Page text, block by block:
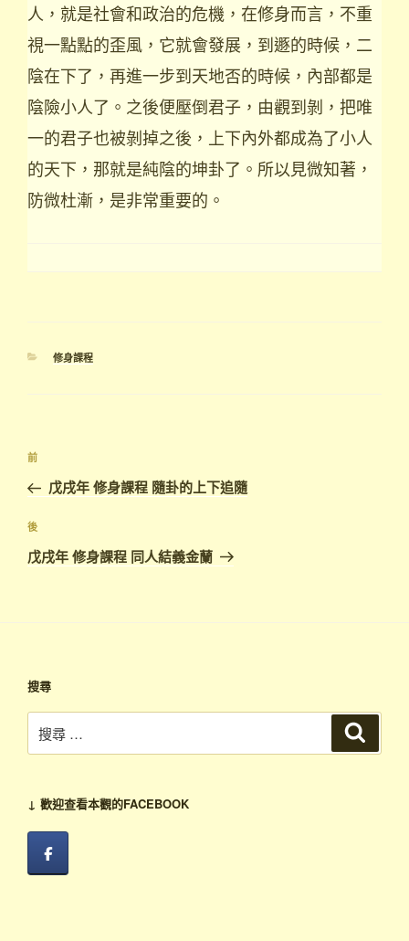
人，就是社會和政治的危機，在修身而言，不重
視一點點的歪風，它就會發展，到遯的時候，二
陰在下了，再進一步到天地否的時候，內部都是
陰險小人了。之後便壓倒君子，由觀到剝，把唯
一的君子也被剝掉之後，上下內外都成為了小人
的天下，那就是純陰的坤卦了。所以見微知著，
防微杜漸，是非常重要的。
分
修身課程
文
導
覽
上
一
篇
文
章
前
戊戌年 修身課程 隨卦的上下追隨
下
篇
文
後
戊戌年 修身課程 同人結義金蘭
搜尋
尋：
↓ 歡迎查看本觀的FACEBOOK